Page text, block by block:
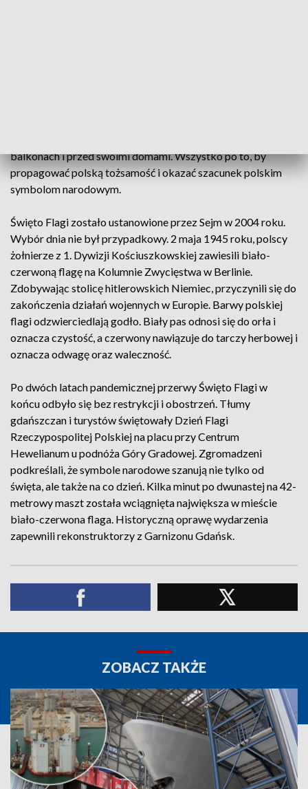
balkonach i przed swoimi domami. Wszystko po to, by
propagować polską tożsamość i okazać szacunek polskim
symbolom narodowym.
Święto Flagi zostało ustanowione przez Sejm w 2004 roku.
Wybór dnia nie był przypadkowy. 2 maja 1945 roku, polscy
żołnierze z 1. Dywizji Kościuszkowskiej zawiesili biało-
czerwoną flagę na Kolumnie Zwycięstwa w Berlinie.
Zdobywając stolicę hitlerowskich Niemiec, przyczynili się do
zakończenia działań wojennych w Europie. Barwy polskiej
flagi odzwierciedlają godło. Biały pas odnosi się do orła i
oznacza czystość, a czerwony nawiązuje do tarczy herbowej i
oznacza odwagę oraz waleczność.
Po dwóch latach pandemicznej przerwy Święto Flagi w
końcu odbyło się bez restrykcji i obostrzeń. Tłumy
gdańszczan i turystów świętowały Dzień Flagi
Rzeczypospolitej Polskiej na placu przy Centrum
Hewelianum u podnóża Góry Gradowej. Zgromadzeni
podkreślali, że symbole narodowe szanują nie tylko od
święta, ale także na co dzień. Kilka minut po dwunastej na 42-
metrowy maszt została wciągnięta największa w mieście
biało-czerwona flaga. Historyczną oprawę wydarzenia
zapewnili rekonstruktorzy z Garnizonu Gdańsk.
ZOBACZ TAKŻE